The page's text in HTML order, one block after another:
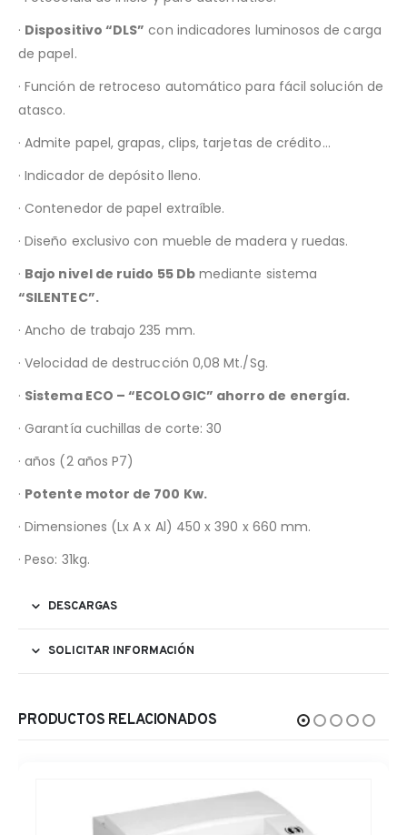
· Dispositivo “DLS” con indicadores luminosos de carga
de papel.
· Función de retroceso automático para fácil solución de
atasco.
· Admite papel, grapas, clips, tarjetas de crédito…
· Indicador de depósito lleno.
· Contenedor de papel extraíble.
· Diseño exclusivo con mueble de madera y ruedas.
· Bajo nivel de ruido 55 Dbmediante sistema
“SILENTEC”.
· Ancho de trabajo 235 mm.
· Velocidad de destrucción 0,08 Mt./Sg.
· Sistema ECO – “ECOLOGIC” ahorro de energía.
· Garantía cuchillas de corte: 30
· años (2 años P7)
· Potente motor de 700 Kw.
· Dimensiones (Lx A x Al) 450 x 390 x 660 mm.
· Peso: 31kg.
DESCARGAS
SOLICITAR INFORMACIÓN
PRODUCTOS RELACIONADOS